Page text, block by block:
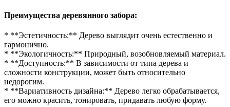
Преимущества деревянного забора:
* **Эстетичность:** Дерево выглядит очень естественно и
гармонично.
* **Экологичность:** Природный, возобновляемый материал.
* **Доступность:** В зависимости от типа дерева и
сложности конструкции, может быть относительно
недорогим.
* **Вариативность дизайна:** Дерево легко обрабатывается,
его можно красить, тонировать, придавать любую форму.